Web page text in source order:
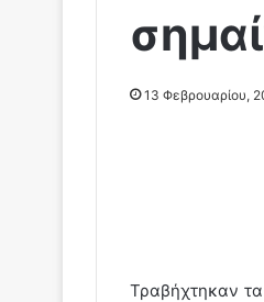
13 Φεβρουαρίου,
Τραβήχτηκαν